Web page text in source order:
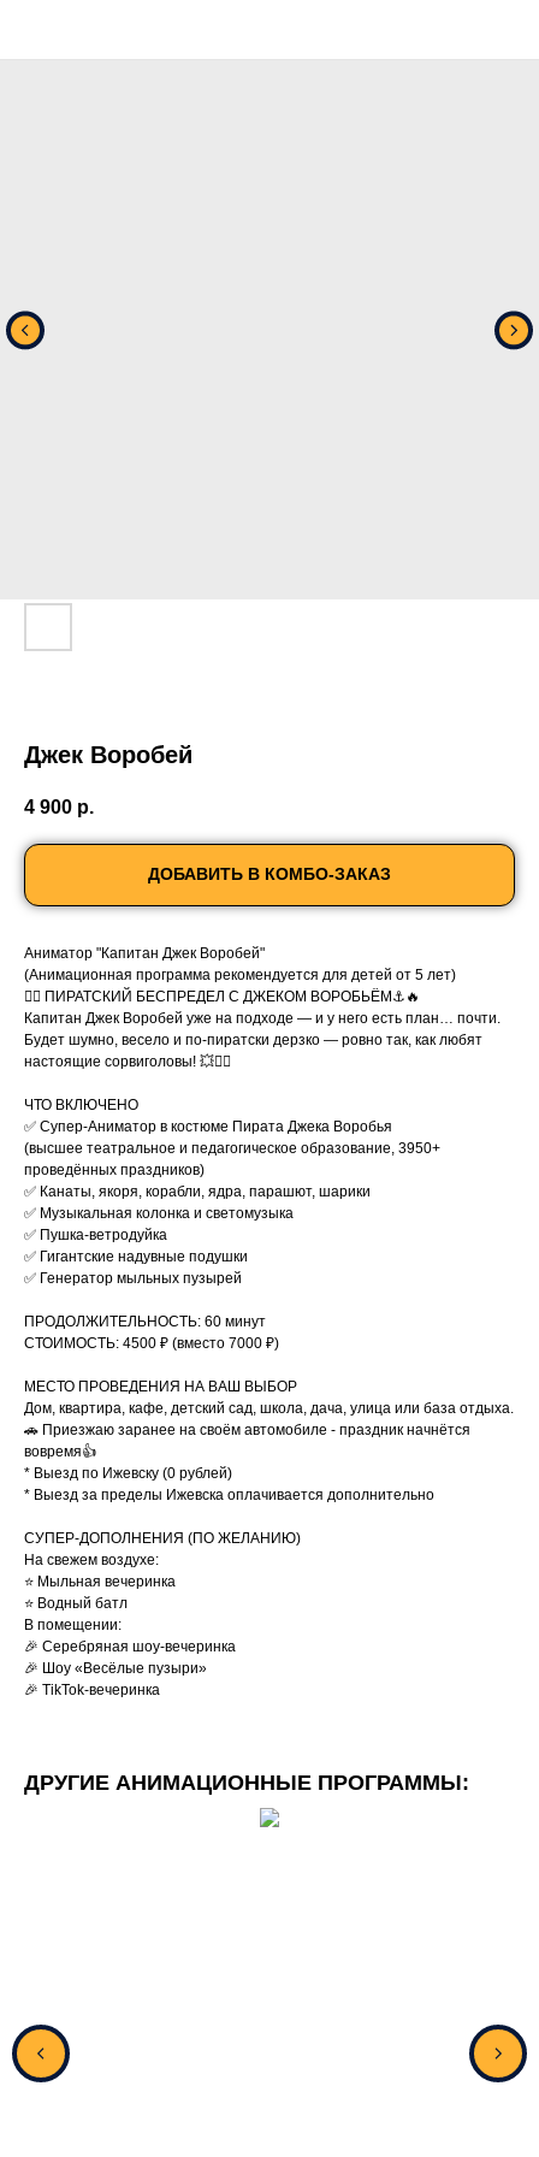
Джек Воробей
4 900 р.
ДОБАВИТЬ В КОМБО-ЗАКАЗ
Аниматор "Капитан Джек Воробей"
(Анимационная программа рекомендуется для детей от 5 лет)
🏴‍☠️ ПИРАТСКИЙ БЕСПРЕДЕЛ С ДЖЕКОМ ВОРОБЬЁМ⚓️🔥
Капитан Джек Воробей уже на подходе — и у него есть план… почти.
Будет шумно, весело и по-пиратски дерзко — ровно так, как любят
настоящие сорвиголовы! 💥🏴‍☠️
ЧТО ВКЛЮЧЕНО
✅ Супер-Аниматор в костюме Пирата Джека Воробья
(высшее театральное и педагогическое образование, 3950+
проведённых праздников)
✅ Канаты, якоря, корабли, ядра, парашют, шарики
✅ Музыкальная колонка и светомузыка
✅ Пушка-ветродуйка
✅ Гигантские надувные подушки
✅ Генератор мыльных пузырей
ПРОДОЛЖИТЕЛЬНОСТЬ: 60 минут
СТОИМОСТЬ: 4500 ₽ (вместо 7000 ₽)
МЕСТО ПРОВЕДЕНИЯ НА ВАШ ВЫБОР
Дом, квартира, кафе, детский сад, школа, дача, улица или база отдыха.
🚗 Приезжаю заранее на своём автомобиле - праздник начнётся
вовремя👍
* Выезд по Ижевску (0 рублей)
* Выезд за пределы Ижевска оплачивается дополнительно
СУПЕР-ДОПОЛНЕНИЯ (ПО ЖЕЛАНИЮ)
На свежем воздухе:
⭐️ Мыльная вечеринка
⭐️ Водный батл
В помещении:
🎉 Серебряная шоу-вечеринка
🎉 Шоу «Весёлые пузыри»
🎉 TikTok-вечеринка
ДРУГИЕ АНИМАЦИОННЫЕ ПРОГРАММЫ: